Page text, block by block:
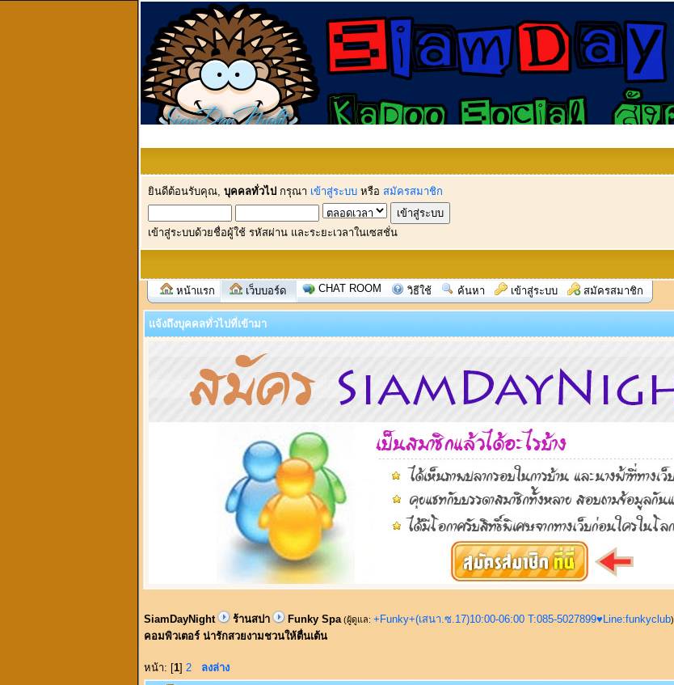
ยินดีต้อนรับคุณ, บุคคลทั่วไป กรุณา เข้าสู่ระบบ หรือ สมัครสมาชิก
เข้าสู่ระบบด้วยชื่อผู้ใช้ รหัสผ่าน และระยะเวลาในเซสชั่น
หน้าแรก เว็บบอร์ด CHAT ROOM วิธีใช้ ค้นหา เข้าสู่ระบบ สมัครสมาชิก
แจ้งถึงบุคคลทั่วไปที่เข้ามา
SiamDayNight ร้านสปา Funky Spa (ผู้ดูแล: +Funky+(เสนา.ซ.17)10:00-06:00 T:085-5027899♥Line:funkyclub)
คอมพิวเตอร์ น่ารักสวยงามชวนให้ตื่นเต้น
หน้า: [1] 2 ลงล่าง